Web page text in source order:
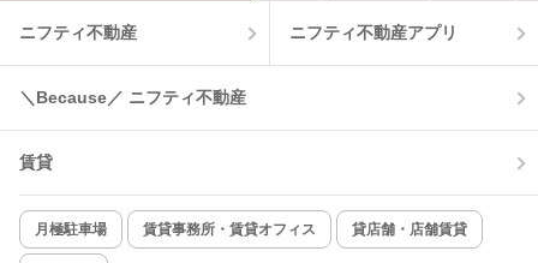
温水洗浄便座 オートロック
コンロ2口以上
新着のみ インターネット無料
ニフティ不動産 ニフティ不動産アプリ
＼Because／ ニフティ不動産
賃貸
月極駐車場 賃貸事務所・賃貸オフィス 貸店舗・店舗賃貸